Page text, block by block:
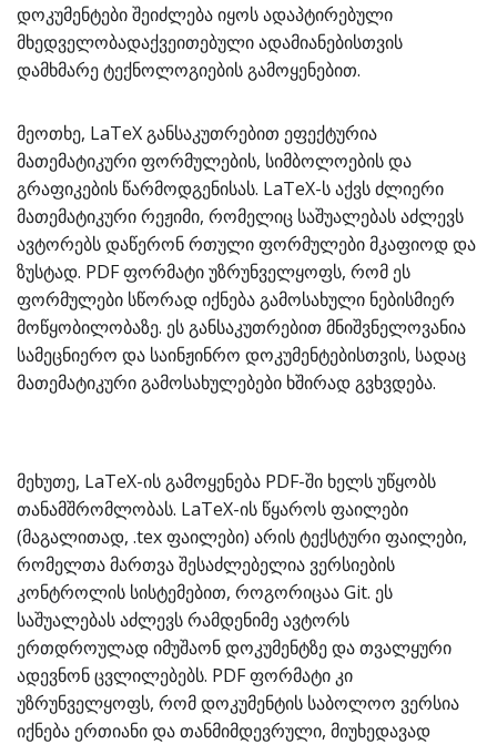
დოკუმენტები შეიძლება იყოს ადაპტირებული
მხედველობადაქვეითებული ადამიანებისთვის
დამხმარე ტექნოლოგიების გამოყენებით.
მეოთხე, LaTeX განსაკუთრებით ეფექტურია
მათემატიკური ფორმულების, სიმბოლოების და
გრაფიკების წარმოდგენისას. LaTeX-ს აქვს ძლიერი
მათემატიკური რეჟიმი, რომელიც საშუალებას აძლევს
ავტორებს დაწერონ რთული ფორმულები მკაფიოდ და
ზუსტად. PDF ფორმატი უზრუნველყოფს, რომ ეს
ფორმულები სწორად იქნება გამოსახული ნებისმიერ
მოწყობილობაზე. ეს განსაკუთრებით მნიშვნელოვანია
სამეცნიერო და საინჟინრო დოკუმენტებისთვის, სადაც
მათემატიკური გამოსახულებები ხშირად გვხვდება.
მეხუთე, LaTeX-ის გამოყენება PDF-ში ხელს უწყობს
თანამშრომლობას. LaTeX-ის წყაროს ფაილები
(მაგალითად, .tex ფაილები) არის ტექსტური ფაილები,
რომელთა მართვა შესაძლებელია ვერსიების
კონტროლის სისტემებით, როგორიცაა Git. ეს
საშუალებას აძლევს რამდენიმე ავტორს
ერთდროულად იმუშაონ დოკუმენტზე და თვალყური
ადევნონ ცვლილებებს. PDF ფორმატი კი
უზრუნველყოფს, რომ დოკუმენტის საბოლოო ვერსია
იქნება ერთიანი და თანმიმდევრული, მიუხედავად